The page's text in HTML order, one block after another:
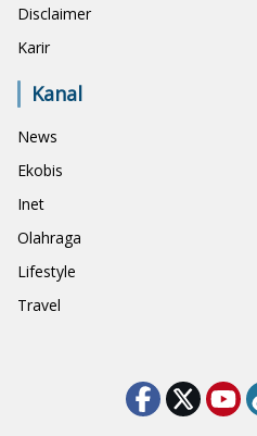
Disclaimer
Karir
Kanal
News
Ekobis
Inet
Olahraga
Lifestyle
Travel